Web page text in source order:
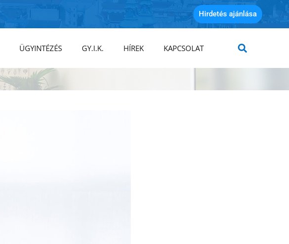
Hirdetés ajánlása
ÜGYINTÉZÉS GY.I.K. HÍREK KAPCSOLAT